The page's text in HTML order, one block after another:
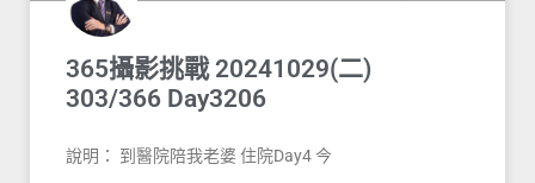
365攝影挑戰 20241029(二)
303/366 Day3206
說明： 到醫院陪我老婆 住院Day4 今